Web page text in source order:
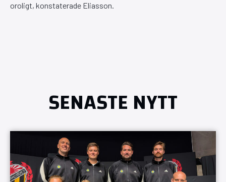
oroligt, konstaterade Eliasson.
SENASTE NYTT